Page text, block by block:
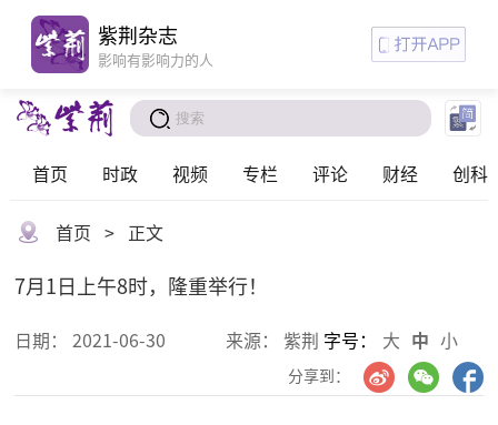
首页 时政 视频 专栏 评论 财经 创科
首页 > 正文
7月1日上午8时，隆重举行！
日期： 2021-06-30 来源： 紫荆 字号： 大 中 小
分享到：
紫荆杂志
影响有影响力的人